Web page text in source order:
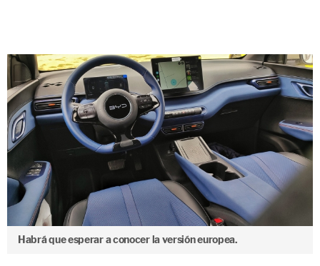
Habrá que esperar a conocer la versión europea.